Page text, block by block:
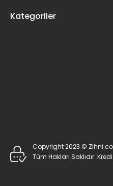
Kategoriler
Copyright 2023 ©
Tüm Hakları Saklıdır.